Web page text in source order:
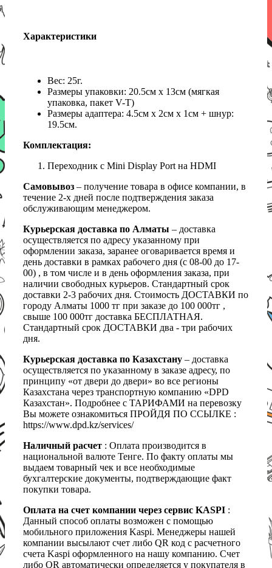
Характеристики
Вес: 25г.
Размеры упаковки: 20.5см х 13см (мягкая
упаковка, пакет V-T)
Размеры адаптера: 4.5см х 2см х 1см + шнур:
19.5см.
Комплектация:
Переходник с Mini Display Port на HDMI
Самовывоз – получение товара в офисе компании, в
течение 2-х дней после подтверждения заказа
обслуживающим менеджером.
Курьерская доставка по Алматы – доставка
осуществляется по адресу указанному при
оформлении заказа, заранее оговаривается время и
день доставки в рамках рабочего дня (с 08-00 до 17-
00) , в том числе и в день оформления заказа, при
наличии свободных курьеров. Стандартный срок
доставки 2-3 рабочих дня. Стоимость ДОСТАВКИ по
городу Алматы 1000 тг при заказе до 100 000тг ,
свыше 100 000тг доставка БЕСПЛАТНАЯ.
Стандартный срок ДОСТАВКИ два - три рабочих
дня.
Курьерская доставка по Казахстану – доставка
осуществляется по указанному в заказе адресу, по
принципу «от двери до двери» во все регионы
Казахстана через транспортную компанию «DPD
Казахстан». Подробнее с ТАРИФАМИ на перевозку
Вы можете ознакомиться ПРОЙДЯ ПО ССЫЛКЕ :
https://www.dpd.kz/services/
Наличный расчет : Оплата производится в
национальной валюте Тенге. По факту оплаты мы
выдаем товарный чек и все необходимые
бухгалтерские документы, подтверждающие факт
покупки товара.
Оплата на счет компании через сервис KASPI :
Данный способ оплаты возможен с помощью
мобильного приложения Kaspi. Менеджеры нашей
компании высылают счет либо QR код с расчетного
счета Kaspi оформленного на нашу компанию. Счет
либо QR автоматически определяется у покупателя в